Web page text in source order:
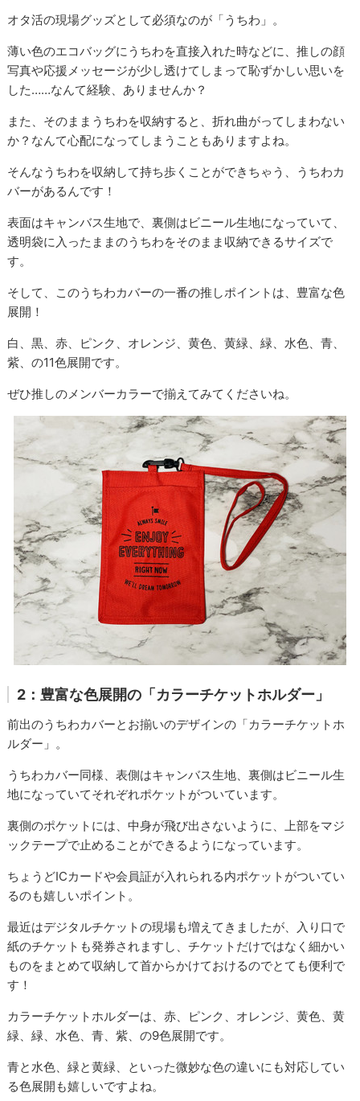
オタ活の現場グッズとして必須なのが「うちわ」。
薄い色のエコバッグにうちわを直接入れた時などに、推しの顔
写真や応援メッセージが少し透けてしまって恥ずかしい思いを
した……なんて経験、ありませんか？
また、そのままうちわを収納すると、折れ曲がってしまわない
か？なんて心配になってしまうこともありますよね。
そんなうちわを収納して持ち歩くことができちゃう、うちわカ
バーがあるんです！
表面はキャンバス生地で、裏側はビニール生地になっていて、
透明袋に入ったままのうちわをそのまま収納できるサイズで
す。
そして、このうちわカバーの一番の推しポイントは、豊富な色
展開！
白、黒、赤、ピンク、オレンジ、黄色、黄緑、緑、水色、青、
紫、の11色展開です。
ぜひ推しのメンバーカラーで揃えてみてくださいね。
2：豊富な色展開の「カラーチケットホルダー」
前出のうちわカバーとお揃いのデザインの「カラーチケットホ
ルダー」。
うちわカバー同様、表側はキャンバス生地、裏側はビニール生
地になっていてそれぞれポケットがついています。
裏側のポケットには、中身が飛び出さないように、上部をマジ
ックテープで止めることができるようになっています。
ちょうどICカードや会員証が入れられる内ポケットがついてい
るのも嬉しいポイント。
最近はデジタルチケットの現場も増えてきましたが、入り口で
紙のチケットも発券されますし、チケットだけではなく細かい
ものをまとめて収納して首からかけておけるのでとても便利で
す！
カラーチケットホルダーは、赤、ピンク、オレンジ、黄色、黄
緑、緑、水色、青、紫、の9色展開です。
青と水色、緑と黄緑、といった微妙な色の違いにも対応してい
る色展開も嬉しいですよね。